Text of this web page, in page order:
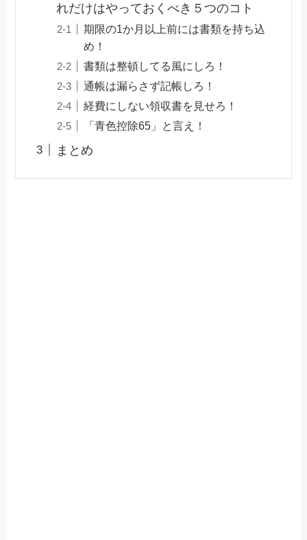
れだけはやっておくべき５つのコト
期限の1か月以上前には書類を持ち込
め！
書類は整頓してる風にしろ！
通帳は漏らさず記帳しろ！
経費にしない領収書を見せろ！
「青色控除65」と言え！
まとめ